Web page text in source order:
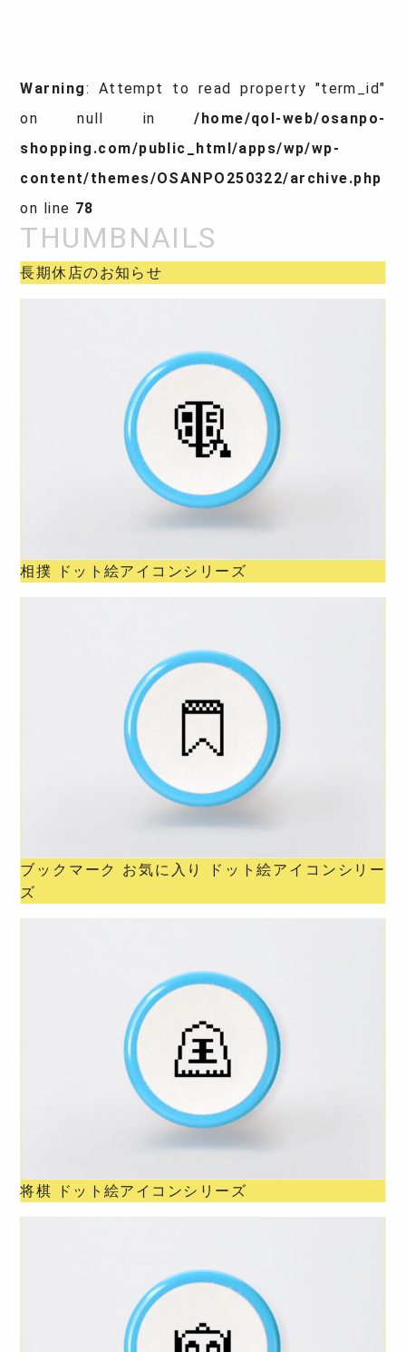
Warning: Attempt to read property "term_id"
on null in/home/qol-web/osanpo-
shopping.com/public_html/apps/wp/wp-
content/themes/OSANPO250322/archive.php
on line 78
長期休店のお知らせ
相撲 ドット絵アイコンシリーズ
ブックマーク お気に入り ドット絵アイコンシリー
ズ
将棋 ドット絵アイコンシリーズ